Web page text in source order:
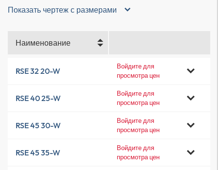
Показать чертеж с размерами
Наименование
RSE 32 20-W
Войдите для
просмотра цен
RSE 40 25-W
Войдите для
просмотра цен
RSE 45 30-W
Войдите для
просмотра цен
RSE 45 35-W
Войдите для
просмотра цен